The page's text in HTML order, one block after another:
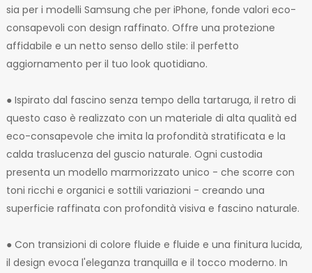
sia per i modelli Samsung che per iPhone, fonde valori eco-
consapevoli con design raffinato. Offre una protezione
affidabile e un netto senso dello stile: il perfetto
aggiornamento per il tuo look quotidiano.
● Ispirato dal fascino senza tempo della tartaruga, il retro di
questo caso è realizzato con un materiale di alta qualità ed
eco-consapevole che imita la profondità stratificata e la
calda traslucenza del guscio naturale. Ogni custodia
presenta un modello marmorizzato unico - che scorre con
toni ricchi e organici e sottili variazioni - creando una
superficie raffinata con profondità visiva e fascino naturale.
● Con transizioni di colore fluide e fluide e una finitura lucida,
il design evoca l'eleganza tranquilla e il tocco moderno. In